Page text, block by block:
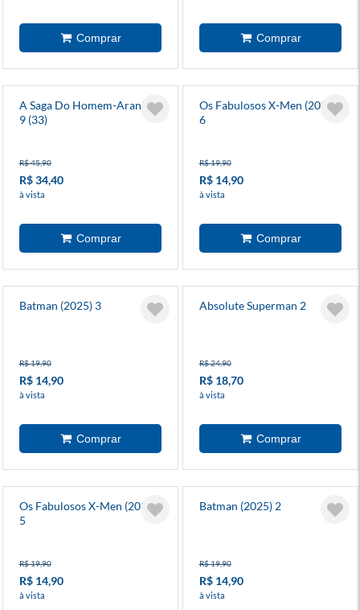
A Saga Do Homem-Aranha
9 (33)
R$ 45,90
R$ 34,40
à vista
Os Fabulosos X-Men (2025)
6
R$ 19,90
R$ 14,90
à vista
Batman (2025) 3
R$ 19,90
R$ 14,90
à vista
Absolute Superman 2
R$ 24,90
R$ 18,70
à vista
Os Fabulosos X-Men (2025)
5
R$ 19,90
R$ 14,90
à vista
Batman (2025) 2
R$ 19,90
R$ 14,90
à vista